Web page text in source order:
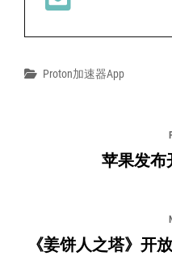
Categories
Proton加速器app
苹果发布
《姜饼人之塔》开